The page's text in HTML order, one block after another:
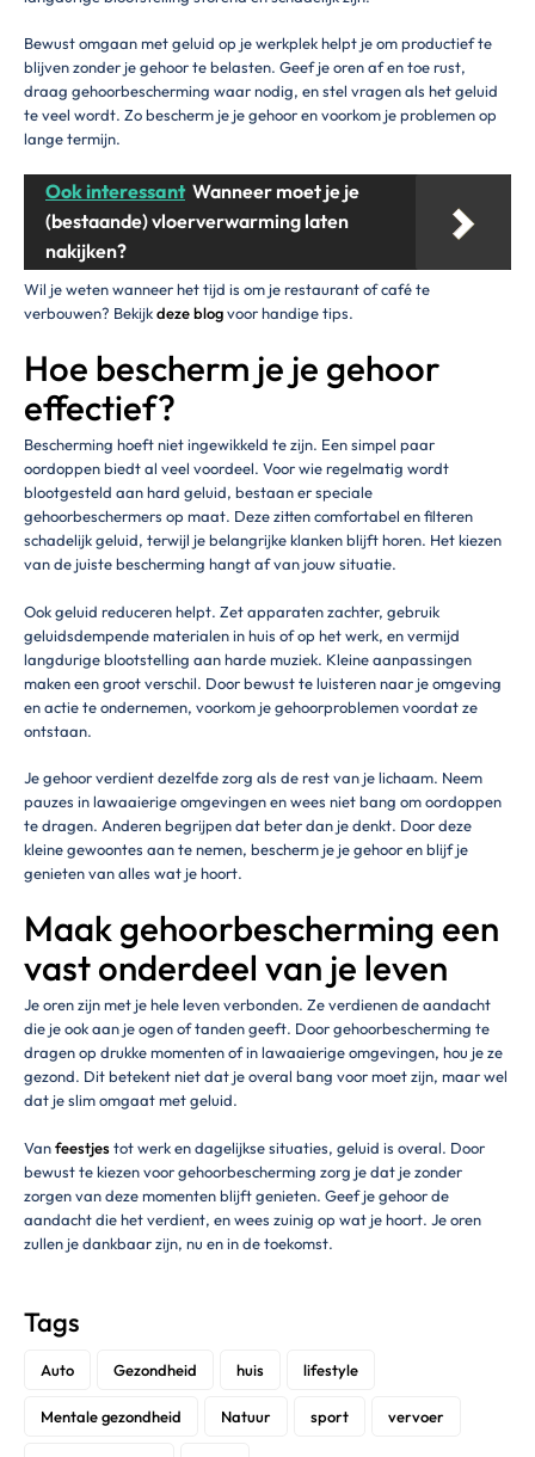
Bewust omgaan met geluid op je werkplek helpt je om productief te
blijven zonder je gehoor te belasten. Geef je oren af en toe rust,
draag gehoorbescherming waar nodig, en stel vragen als het geluid
te veel wordt. Zo bescherm je je gehoor en voorkom je problemen op
lange termijn.
Ook interessant Wanneer moet je je
(bestaande) vloerverwarming laten
nakijken?
Wil je weten wanneer het tijd is om je restaurant of café te
verbouwen? Bekijkdeze blogvoor handige tips.
Hoe bescherm je je gehoor
effectief?
Bescherming hoeft niet ingewikkeld te zijn. Een simpel paar
oordoppen biedt al veel voordeel. Voor wie regelmatig wordt
blootgesteld aan hard geluid, bestaan er speciale
gehoorbeschermers op maat. Deze zitten comfortabel en filteren
schadelijk geluid, terwijl je belangrijke klanken blijft horen. Het kiezen
van de juiste bescherming hangt af van jouw situatie.
Ook geluid reduceren helpt. Zet apparaten zachter, gebruik
geluidsdempende materialen in huis of op het werk, en vermijd
langdurige blootstelling aan harde muziek. Kleine aanpassingen
maken een groot verschil. Door bewust te luisteren naar je omgeving
en actie te ondernemen, voorkom je gehoorproblemen voordat ze
ontstaan.
Je gehoor verdient dezelfde zorg als de rest van je lichaam. Neem
pauzes in lawaaierige omgevingen en wees niet bang om oordoppen
te dragen. Anderen begrijpen dat beter dan je denkt. Door deze
kleine gewoontes aan te nemen, bescherm je je gehoor en blijf je
genieten van alles wat je hoort.
Maak gehoorbescherming een
vast onderdeel van je leven
Je oren zijn met je hele leven verbonden. Ze verdienen de aandacht
die je ook aan je ogen of tanden geeft. Door gehoorbescherming te
dragen op drukke momenten of in lawaaierige omgevingen, hou je ze
gezond. Dit betekent niet dat je overal bang voor moet zijn, maar wel
dat je slim omgaat met geluid.
Vanfeestjestot werk en dagelijkse situaties, geluid is overal. Door
bewust te kiezen voor gehoorbescherming zorg je dat je zonder
zorgen van deze momenten blijft genieten. Geef je gehoor de
aandacht die het verdient, en wees zuinig op wat je hoort. Je oren
zullen je dankbaar zijn, nu en in de toekomst.
Tags
Auto Gezondheid huis lifestyle
Mentale gezondheid Natuur sport vervoer